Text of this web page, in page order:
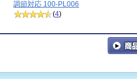
調節対応 100-PL006
(4)